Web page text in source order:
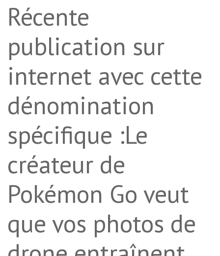
Récente
publication sur
internet avec cette
dénomination
spécifique :Le
créateur de
Pokémon Go veut
que vos photos de